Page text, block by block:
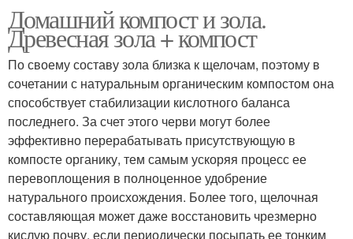
Домашний компост и зола.
Древесная зола + компост
По своему составу зола близка к щелочам, поэтому в
сочетании с натуральным органическим компостом она
способствует стабилизации кислотного баланса
последнего. За счет этого черви могут более
эффективно перерабатывать присутствующую в
компосте органику, тем самым ускоряя процесс ее
перевоплощения в полноценное удобрение
натурального происхождения. Более того, щелочная
составляющая может даже восстановить чрезмерно
кислую почву, если периодически посыпать ее тонким